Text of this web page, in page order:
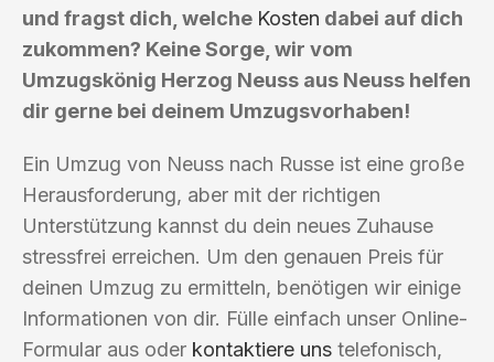
und fragst dich, welche Kosten dabei auf dich
zukommen? Keine Sorge, wir vom
Umzugskönig Herzog Neuss aus Neuss helfen
dir gerne bei deinem Umzugsvorhaben!
Ein Umzug von Neuss nach Russe ist eine große
Herausforderung, aber mit der richtigen
Unterstützung kannst du dein neues Zuhause
stressfrei erreichen. Um den genauen Preis für
deinen Umzug zu ermitteln, benötigen wir einige
Informationen von dir. Fülle einfach unser Online-
Formular aus oder kontaktiere uns telefonisch,